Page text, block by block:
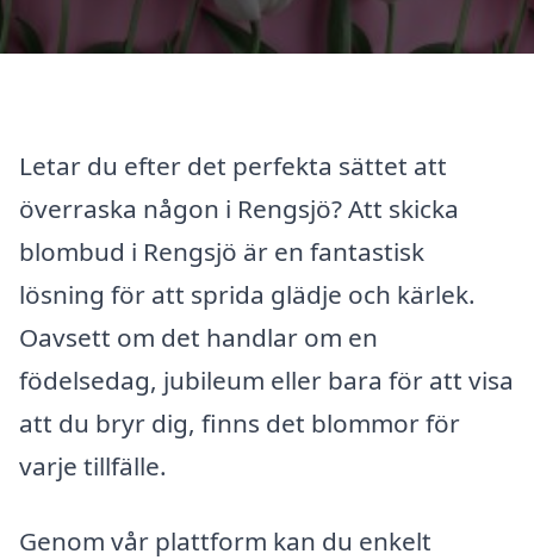
Letar du efter det perfekta sättet att
överraska någon i Rengsjö? Att skicka
blombud i Rengsjö är en fantastisk
lösning för att sprida glädje och kärlek.
Oavsett om det handlar om en
födelsedag, jubileum eller bara för att visa
att du bryr dig, finns det blommor för
varje tillfälle.
Genom vår plattform kan du enkelt